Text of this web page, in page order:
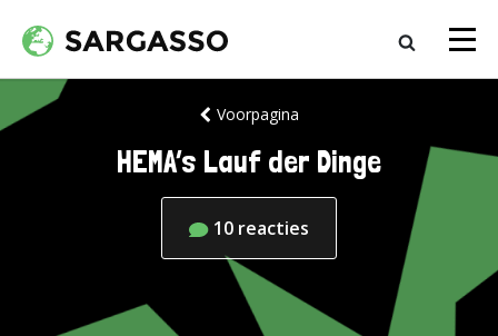
Voorpagina
HEMA’s Lauf der Dinge
10 reacties